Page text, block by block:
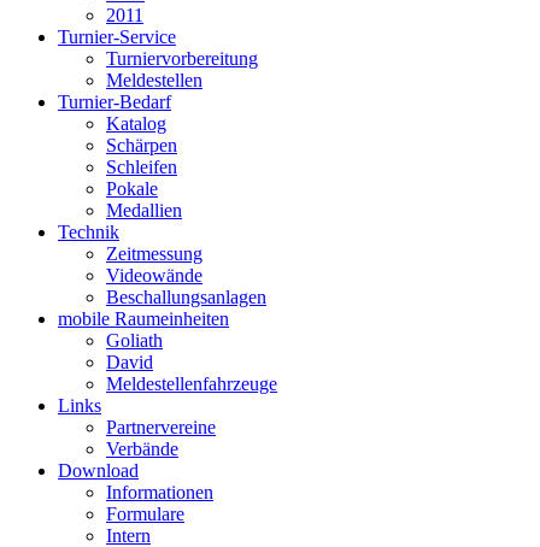
2011
Turnier-Service
Turniervorbereitung
Meldestellen
Turnier-Bedarf
Katalog
Schärpen
Schleifen
Pokale
Medallien
Technik
Zeitmessung
Videowände
Beschallungsanlagen
mobile Raumeinheiten
Goliath
David
Meldestellenfahrzeuge
Links
Partnervereine
Verbände
Download
Informationen
Formulare
Intern